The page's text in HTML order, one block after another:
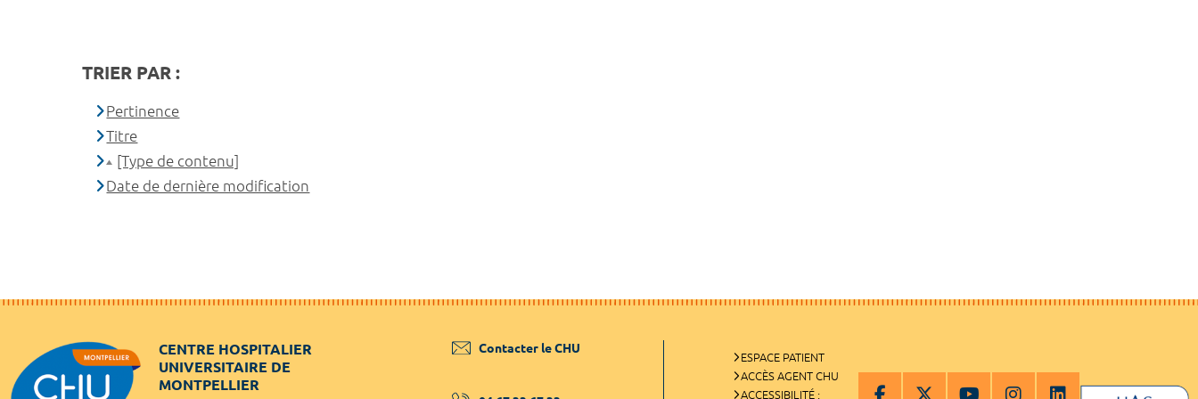
TRIER PAR :
Pertinence
Titre
[Type de contenu]
Date de dernière modification
CENTRE HOSPITALIER
UNIVERSITAIRE DE
MONTPELLIER
Contacter le CHU
ESPACE PATIENT
ACCÈS AGENT CHU
ACCESSIBILITÉ :